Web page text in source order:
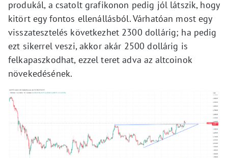
produkál, a csatolt grafikonon pedig jól látszik, hogy
kitört egy fontos ellenállásból. Várhatóan most egy
visszatesztelés következhet 2300 dollárig; ha pedig
ezt sikerrel veszi, akkor akár 2500 dollárig is
felkapaszkodhat, ezzel teret adva az altcoinok
növekedésének.